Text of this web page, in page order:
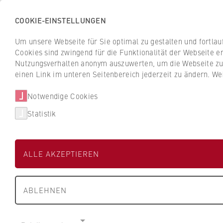
Z
u
r
ü
k
u
r
S
t
a
r
H
o
c
h
s
h
f
ü
r
Z
u
r
ü
u
r
S
t
r
Studium Aktuelles
Nachhaltigkeit
Mit gutem
Erasmus+
COOKIE-EINSTELLUNGEN
Um unsere Webseite für Sie optimal zu gestalten und
Cookies sind zwingend für die Funktionalität der Webseite
Nutzungsverhalten anonym auszuwerten, um die Webseite
einen Link im unteren Seitenbereich jederzeit zu ändern.
Notwendige Cookies
Statistik
ALLE AKZEPTIEREN
ABLEHNEN